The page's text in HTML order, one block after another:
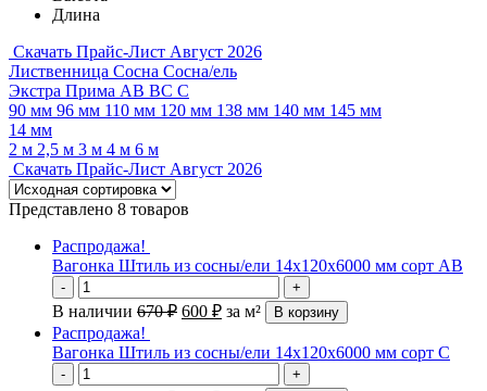
Длина
Скачать Прайс-Лист Август 2026
Лиственница Сосна Сосна/ель
Экстра Прима АВ ВС С
90 мм 96 мм 110 мм 120 мм 138 мм 140 мм 145 мм
14 мм
2 м 2,5 м 3 м 4 м 6 м
Скачать Прайс-Лист Август 2026
Представлено 8 товаров
Распродажа!
Вагонка Штиль из сосны/ели 14х120х6000 мм сорт AB
- +
В наличии 670₽ 600 ₽ за м² В корзину
Распродажа!
Вагонка Штиль из сосны/ели 14х120х6000 мм сорт C
- +